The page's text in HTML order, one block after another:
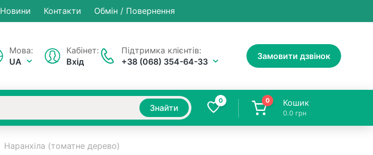
Новини Контакти Обмін / Повернення
Підтримка клієнтів:
+38 (068) 354-64-33
Мова:
UA
Кабінет:
Вхід
Замовити дзвінок
Знайти
0 0 Кошик
0.0 грн
Наранхіла (томатне дерево)